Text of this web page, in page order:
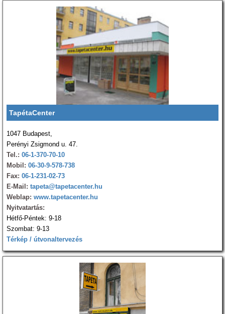
TapétaCenter
1047 Budapest,
Perényi Zsigmond u. 47.
Tel.: 06-1-370-70-10
Mobil: 06-30-9-578-738
Fax: 06-1-231-02-73
E-Mail: tapeta@tapetacenter.hu
Weblap: www.tapetacenter.hu
Nyitvatartás:
Hétfő-Péntek: 9-18
Szombat: 9-13
Térkép / útvonaltervezés